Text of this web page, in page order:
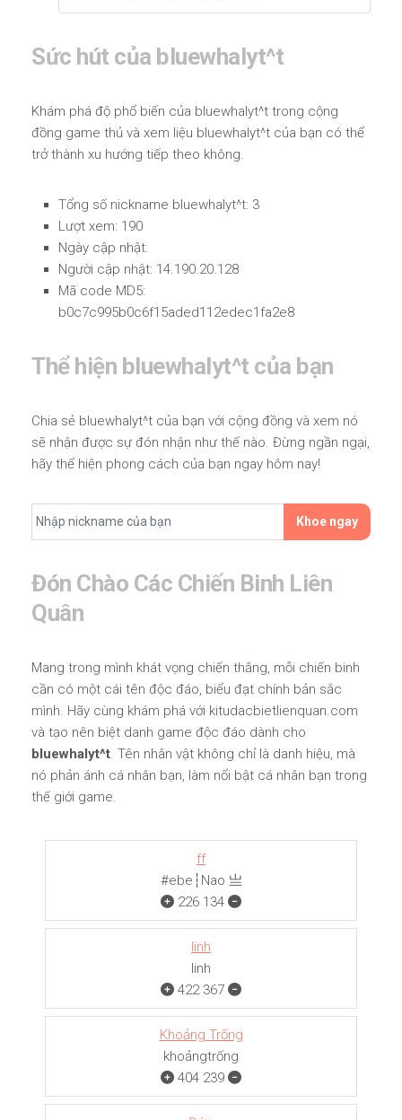
Sức hút của bluewhalyt^t
Khám phá độ phổ biến của bluewhalyt^t trong cộng
đồng game thủ và xem liệu bluewhalyt^t của bạn có thể
trở thành xu hướng tiếp theo không.
Tổng số nickname bluewhalyt^t: 3
Lượt xem: 190
Ngày cập nhật:
Người cập nhật: 14.190.20.128
Mã code MD5:
b0c7c995b0c6f15aded112edec1fa2e8
Thể hiện bluewhalyt^t của bạn
Chia sẻ bluewhalyt^t của bạn với cộng đồng và xem nó
sẽ nhận được sự đón nhận như thế nào. Đừng ngần ngại,
hãy thể hiện phong cách của bạn ngay hôm nay!
Khoe ngay
Đón Chào Các Chiến Binh Liên
Quân
Mang trong mình khát vọng chiến thắng, mỗi chiến binh
cần có một cái tên độc đáo, biểu đạt chính bản sắc
mình. Hãy cùng khám phá với kitudacbietlienquan.com
và tạo nên biệt danh game độc đáo dành cho
bluewhalyt^t. Tên nhân vật không chỉ là danh hiệu, mà
nó phản ánh cá nhân bạn, làm nổi bật cá nhân bạn trong
thế giới game.
ff
#ebe┆Nao 亗
226 134
linh
linh
422 367
Khoảng Trống
khoảngㅤㅤㅤtrống
404 239